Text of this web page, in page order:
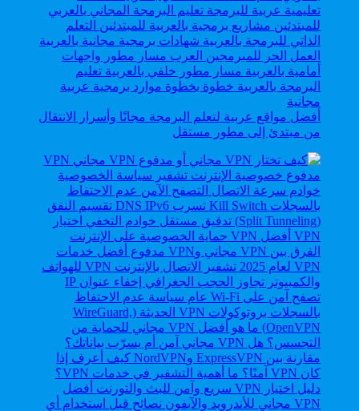
أفضل مواقع عربية لتعلم البرمجة مجانًا وأسرار الانتقال
من مبتدئ إلى مطور مستقل